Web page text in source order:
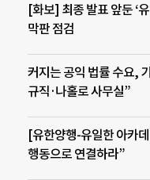
[화보] 최종 발표 앞둔 ‘
막판 점검
커지는 공익 법률 수요,
규직·나홀로 사무실”
[유한양행-유일한 아카
행동으로 연결하라”